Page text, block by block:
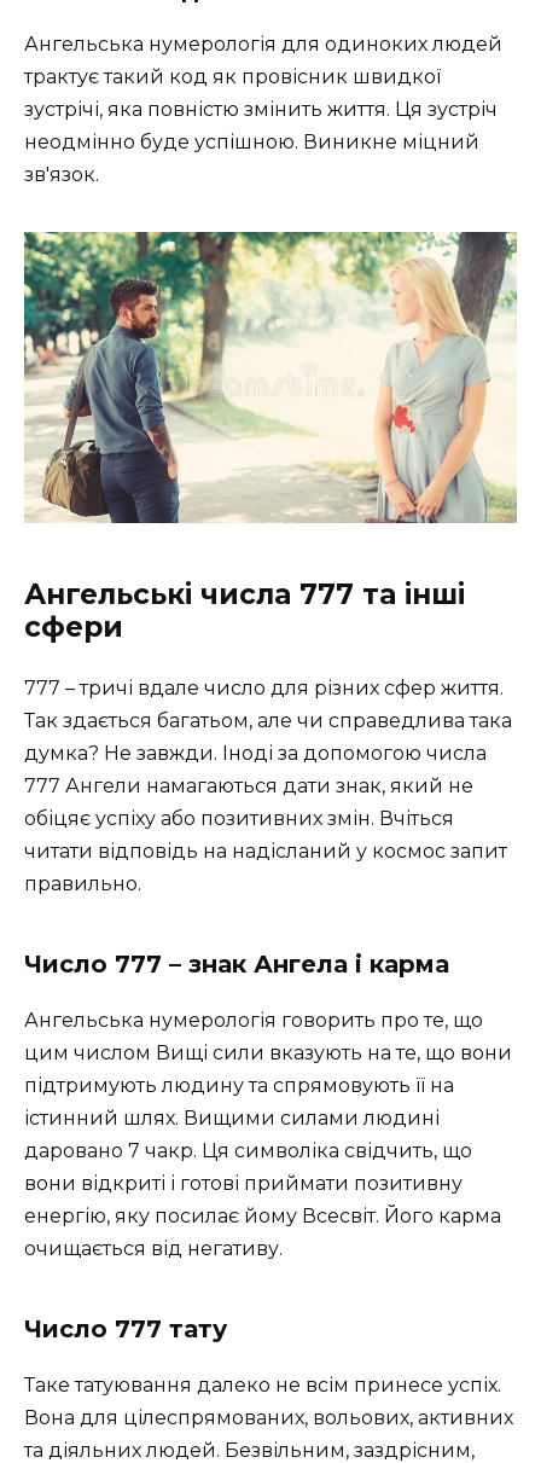
Ангельська нумерологія для одиноких людей
трактує такий код як провісник швидкої
зустрічі, яка повністю змінить життя. Ця зустріч
неодмінно буде успішною. Виникне міцний
зв'язок.
Ангельські числа 777 та інші
сфери
777 – тричі вдале число для різних сфер життя.
Так здається багатьом, але чи справедлива така
думка? Не завжди. Іноді за допомогою числа
777 Ангели намагаються дати знак, який не
обіцяє успіху або позитивних змін. Вчіться
читати відповідь на надісланий у космос запит
правильно.
Число 777 – знак Ангела і карма
Ангельська нумерологія говорить про те, що
цим числом Вищі сили вказують на те, що вони
підтримують людину та спрямовують її на
істинний шлях. Вищими силами людині
даровано 7 чакр. Ця символіка свідчить, що
вони відкриті і готові приймати позитивну
енергію, яку посилає йому Всесвіт. Його карма
очищається від негативу.
Число 777 тату
Таке татуювання далеко не всім принесе успіх.
Вона для цілеспрямованих, вольових, активних
та діяльних людей. Безвільним, заздрісним,